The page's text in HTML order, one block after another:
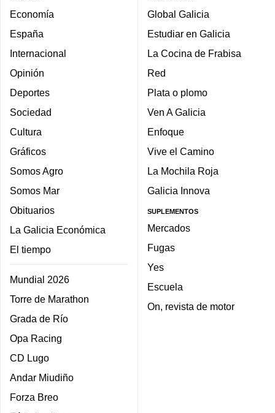
Economía
España
Internacional
Opinión
Deportes
Sociedad
Cultura
Gráficos
Somos Agro
Somos Mar
Obituarios
La Galicia Económica
El tiempo
Mundial 2026
Torre de Marathon
Grada de Río
Opa Racing
CD Lugo
Andar Miudiño
Forza Breo
Global Galicia
Estudiar en Galicia
La Cocina de Frabisa
Red
Plata o plomo
Ven A Galicia
Enfoque
Vive el Camino
La Mochila Roja
Galicia Innova
SUPLEMENTOS
Mercados
Fugas
Yes
Escuela
On, revista de motor